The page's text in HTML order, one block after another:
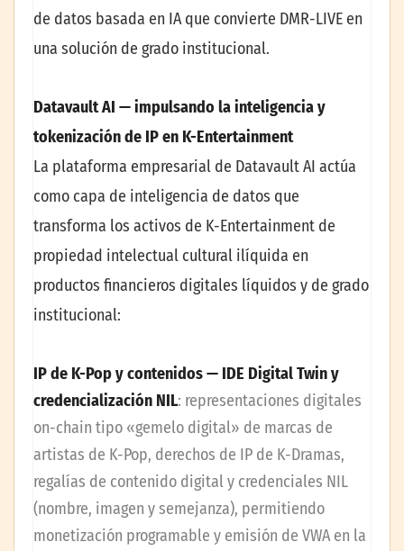
de datos basada en IA que convierte DMR-LIVE en
una solución de grado institucional.
Datavault AI — impulsando la inteligencia y
tokenización de IP en K-Entertainment
La plataforma empresarial de Datavault AI actúa
como capa de inteligencia de datos que
transforma los activos de K-Entertainment de
propiedad intelectual cultural ilíquida en
productos financieros digitales líquidos y de grado
institucional:
IP de K-Pop y contenidos — IDE Digital Twin y
credencialización NIL: representaciones digitales
on-chain tipo «gemelo digital» de marcas de
artistas de K-Pop, derechos de IP de K-Dramas,
regalías de contenido digital y credenciales NIL
(nombre, imagen y semejanza), permitiendo
monetización programable y emisión de VWA en la